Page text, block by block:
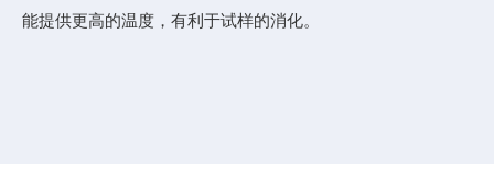
能提供更高的温度，有利于试样的消化。